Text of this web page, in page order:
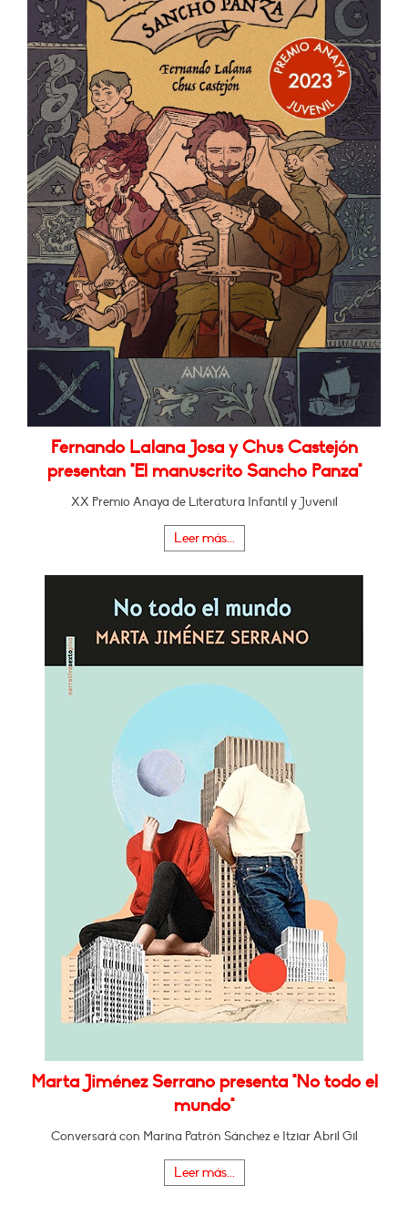
Fernando Lalana Josa y Chus Castejón
presentan "El manuscrito Sancho Panza"
XX Premio Anaya de Literatura Infantil y Juvenil
Leer más...
Marta Jiménez Serrano presenta "No todo el
mundo"
Conversará con Marina Patrón Sánchez e Itziar Abril Gil
Leer más...